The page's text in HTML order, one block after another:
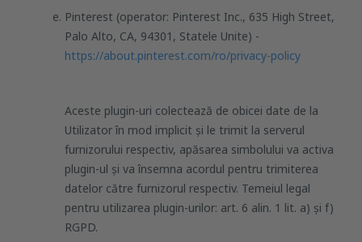
Pinterest (operator: Pinterest Inc., 635 High Street,
Palo Alto, CA, 94301, Statele Unite) -
https://about.pinterest.com/ro/privacy-policy
Aceste plugin-uri colectează de obicei date de la
Utilizator în mod implicit și le trimit la serverul
furnizorului respectiv, apăsarea simbolului va activa
plugin-ul și va însemna acordul pentru trimiterea
datelor către furnizorul respectiv. Temeiul legal
pentru utilizarea plugin-urilor: art. 6 alin. 1 lit. a) și f)
RGPD.